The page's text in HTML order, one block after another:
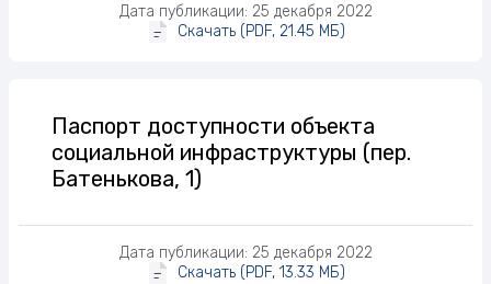
Дата публикации: 25 декабря 2022
Скачать (PDF, 21.45 МБ)
Паспорт доступности объекта
социальной инфраструктуры (пер.
Батенькова, 1)
Дата публикации: 25 декабря 2022
Скачать (PDF, 13.33 МБ)